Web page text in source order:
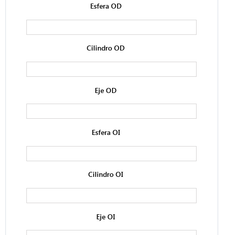
Esfera OD
Cilindro OD
Eje OD
Esfera OI
Cilindro OI
Eje OI